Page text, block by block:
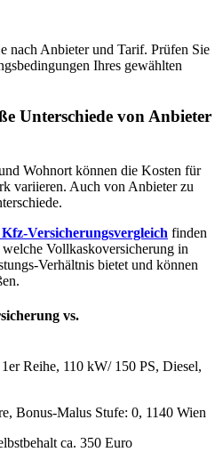
nach Anbieter und Tarif. Prüfen Sie
Ihres gewählten
Unterschiede von Anbieter
Wohnort können die Kosten für
variieren. Auch von Anbieter zu
Versicherungsvergleich finden
Vollkaskoversicherung in
Verhältnis bietet und können
vs.
Reihe, 110 kW/ 150 PS, Diesel,
Bonus-Malus Stufe: 0, 1140 Wien
ca. 350 Euro